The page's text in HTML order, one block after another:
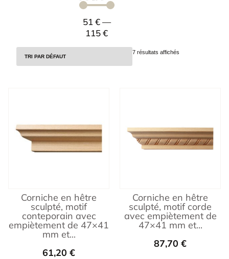
51 €—
115 €
7 résultats affichés
Corniche en hêtre
sculpté, motif
conteporain avec
empiètement de 47×41
mm et...
61,20 €
Corniche en hêtre
sculpté, motif corde
avec empiètement de
47×41 mm et...
87,70 €